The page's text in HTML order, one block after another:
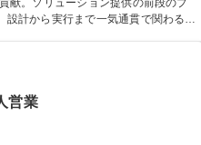
計から実行まで一気通貫で関わるた
営業